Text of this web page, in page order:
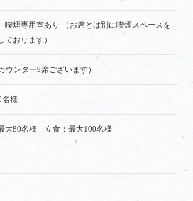
煙専用室あり （お席とは別に喫煙スペースを
ております）
ウンター9席ございます）
名様
大80名様 立食：最大100名様